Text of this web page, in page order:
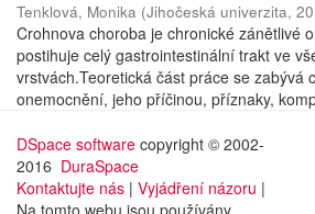
Tenklová, Monika (Jihočeská univerzita,
Crohnova choroba je chronické zánětlivé
postihuje celý gastrointestinální trakt ve
vrstvách.Teoretická část práce se zabývá
onemocnění, jeho příčinou, příznaky,
DSpace software copyright © 2002-
2016 DuraSpace
Kontaktujte nás | Vyjádření názoru |
Na tomto webu jsou používány